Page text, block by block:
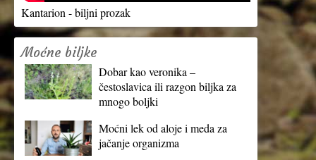
Kantarion - biljni prozak
Moćne biljke
Dobar kao veronika –
čestoslavica ili razgon biljka za
mnogo boljki
Moćni lek od aloje i meda za
jačanje organizma